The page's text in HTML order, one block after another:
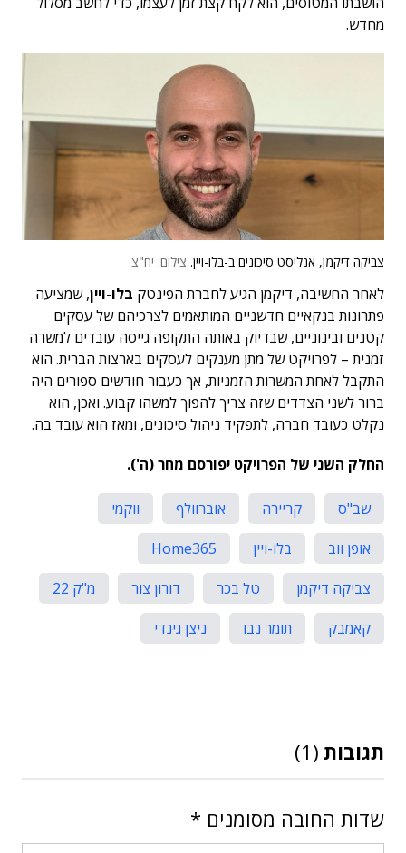
מחדש.
צביקה דיקמן, אנליסט סיכונים ב-בלו-ויין. צילום: יח"צ
לאחר החשיבה, דיקמן הגיע לחברת הפינטק בלו-ויין, שמציעה
פתרונות בנקאיים חדשניים המותאמים לצרכיהם של עסקים
קטנים ובינוניים, שבדיוק באותה התקופה גייסה עובדים למשרה
זמנית – לפרויקט של מתן מענקים לעסקים בארצות הברית. הוא
התקבל לאחת המשרות הזמניות, אך כעבור חודשים ספורים היה
ברור לשני הצדדים שזה צריך להפוך למשהו קבוע. ואכן, הוא
נקלט כעובד חברה, לתפקיד ניהול סיכונים, ומאז הוא עובד בה.
החלק השני של הפרויקט יפורסם מחר (ה').
שב"ס קריירה אוברוולף
ווקמי
אופן ווב
בלו-ויין
Home365
צביקה דיקמן
טל בכר דורון צור
מ"ק 22
קאמבק
תומר נבו ניצן גינדי
תגובות (1)
שדות החובה מסומנים *